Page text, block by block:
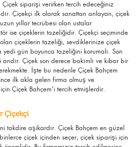
siparişi verirken tercih edeceğiniz
Çiçekçi ilk olarak sanattan anlayan, çiçek
yıllar tecrübesi olan ustalar
ise çiçeklerin tazeliğidir. Çiçekçi seçiminde
çiçeklerin tazeliği, sevdiklerinize çiçek
yedi gün boyunca tazeliğini korumalı. Son
Çiçek son derece bakımlı ve kibar bir
İşte bu nedenle Çiçek Bahçem
ilk akla gelen firma olmuş ve
Çiçek Bahçem'i tercih etmişlerdir.
Çiçekçi
takdire aşikardır. Çiçek Bahçem en güzel
çiçek içinden seçer, çiçek siparişi için